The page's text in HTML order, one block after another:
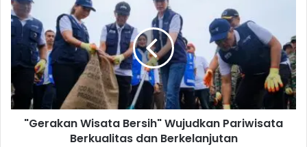
G
e
r
k
n
W
"Gerakan Wisata Bersih" Wujudkan Pariwisata
Berkualitas dan Berkelanjutan